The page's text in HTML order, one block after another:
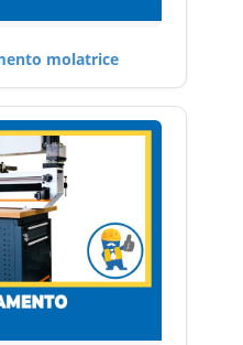
molatrice